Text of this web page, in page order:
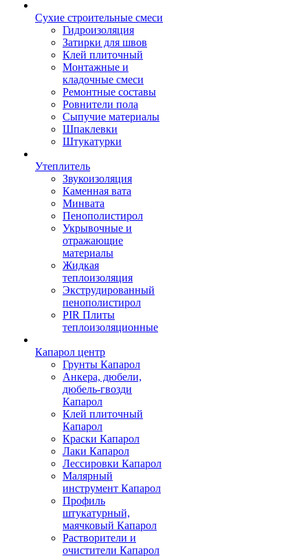
Сухие строительные смеси
Гидроизоляция
Затирки для швов
Клей плиточный
Монтажные и
кладочные смеси
Ремонтные составы
Ровнители пола
Сыпучие материалы
Шпаклевки
Штукатурки
Утеплитель
Звукоизоляция
Каменная вата
Минвата
Пенополистирол
Укрывочные и
отражающие
материалы
Жидкая
теплоизоляция
Экструдированный
пенополистирол
PIR Плиты
теплоизоляционные
Капарол центр
Грунты Капарол
Анкера, дюбели,
дюбель-гвозди
Капарол
Клей плиточный
Капарол
Краски Капарол
Лаки Капарол
Лессировки Капарол
Малярный
инструмент Капарол
Профиль
штукатурный,
маячковый Капарол
Растворители и
очистители Капарол